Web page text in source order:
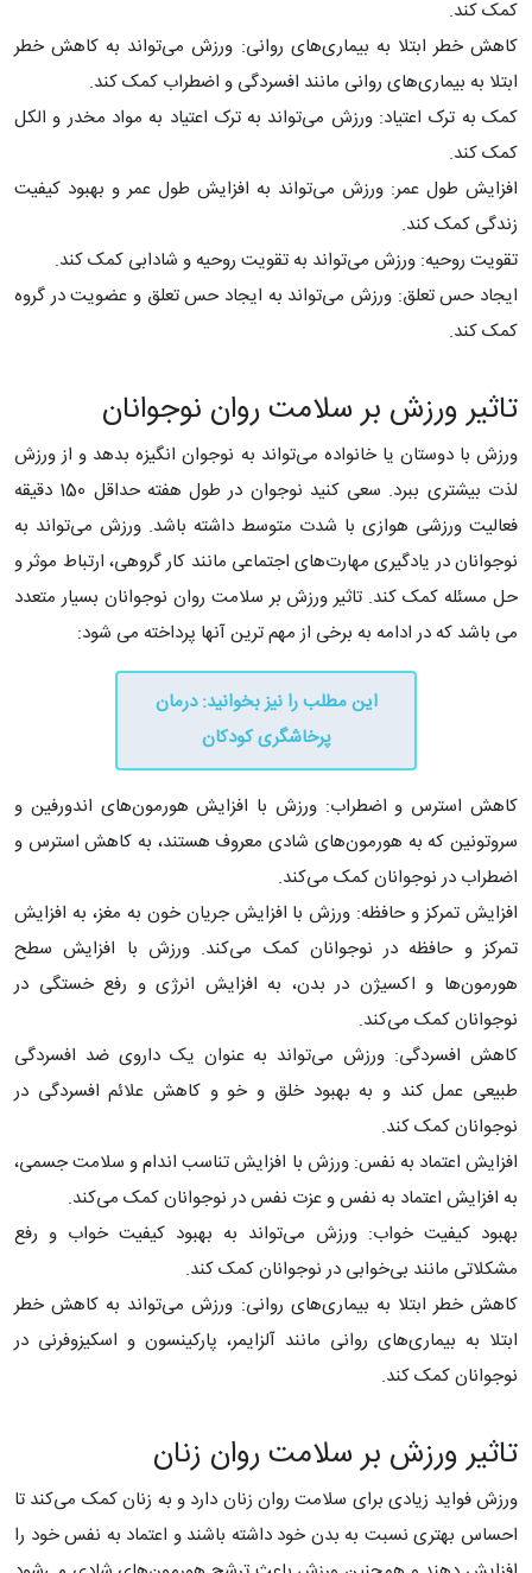
کمک کند.
کاهش خطر ابتلا به بیماری‌های روانی: ورزش می‌تواند به کاهش خطر
ابتلا به بیماری‌های روانی مانند افسردگی و اضطراب کمک کند.
کمک به ترک اعتیاد: ورزش می‌تواند به ترک اعتیاد به مواد مخدر و الکل
کمک کند.
افزایش طول عمر: ورزش می‌تواند به افزایش طول عمر و بهبود کیفیت
زندگی کمک کند.
تقویت روحیه: ورزش می‌تواند به تقویت روحیه و شادابی کمک کند.
ایجاد حس تعلق: ورزش می‌تواند به ایجاد حس تعلق و عضویت در گروه
کمک کند.
تاثیر ورزش بر سلامت روان نوجوانان
ورزش با دوستان یا خانواده می‌تواند به نوجوان انگیزه بدهد و از ورزش
لذت بیشتری ببرد. سعی کنید نوجوان در طول هفته حداقل 150 دقیقه
فعالیت ورزشی هوازی با شدت متوسط داشته باشد. ورزش می‌تواند به
نوجوانان در یادگیری مهارت‌های اجتماعی مانند کار گروهی، ارتباط موثر و
حل مسئله کمک کند. تاثیر ورزش بر سلامت روان نوجوانان بسیار متعدد
می باشد که در ادامه به برخی از مهم ترین آنها پرداخته می شود:
این مطلب را نیز بخوانید: درمان
پرخاشگری کودکان
کاهش استرس و اضطراب: ورزش با افزایش هورمون‌های اندورفین و
سروتونین که به هورمون‌های شادی معروف هستند، به کاهش استرس و
اضطراب در نوجوانان کمک می‌کند.
افزایش تمرکز و حافظه: ورزش با افزایش جریان خون به مغز، به افزایش
تمرکز و حافظه در نوجوانان کمک می‌کند. ورزش با افزایش سطح
هورمون‌ها و اکسیژن در بدن، به افزایش انرژی و رفع خستگی در
نوجوانان کمک می‌کند.
کاهش افسردگی: ورزش می‌تواند به عنوان یک داروی ضد افسردگی
طبیعی عمل کند و به بهبود خلق و خو و کاهش علائم افسردگی در
نوجوانان کمک کند.
افزایش اعتماد به نفس: ورزش با افزایش تناسب اندام و سلامت جسمی،
به افزایش اعتماد به نفس و عزت نفس در نوجوانان کمک می‌کند.
بهبود کیفیت خواب: ورزش می‌تواند به بهبود کیفیت خواب و رفع
مشکلاتی مانند بی‌خوابی در نوجوانان کمک کند.
کاهش خطر ابتلا به بیماری‌های روانی: ورزش می‌تواند به کاهش خطر
ابتلا به بیماری‌های روانی مانند آلزایمر، پارکینسون و اسکیزوفرنی در
نوجوانان کمک کند.
تاثیر ورزش بر سلامت روان زنان
ورزش فواید زیادی برای سلامت روان زنان دارد و به زنان کمک می‌کند تا
احساس بهتری نسبت به بدن خود داشته باشند و اعتماد به نفس خود را